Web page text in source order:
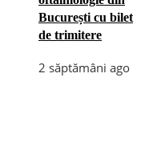
București cu bilet
de trimitere
2 săptămâni ago